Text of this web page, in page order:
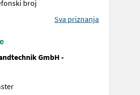
broj
Sva priznanja
GmbH -